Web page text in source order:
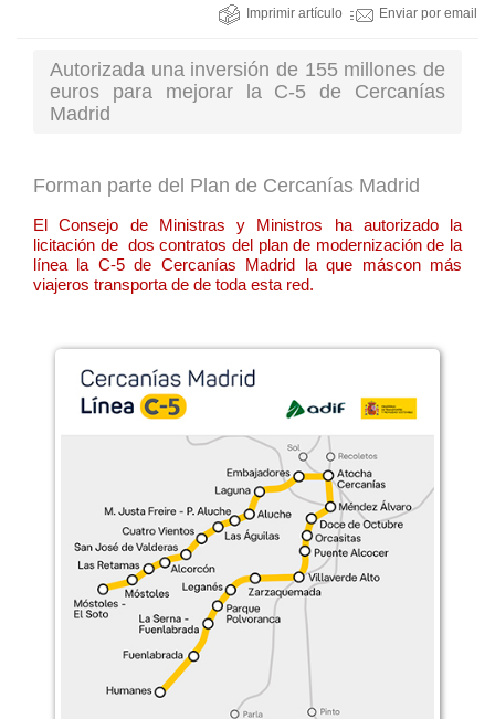
Imprimir artículo Enviar por email
Autorizada una inversión de 155 millones de
euros para mejorar la C-5 de Cercanías
Madrid
Forman parte del Plan de Cercanías Madrid
El Consejo de Ministras y Ministros ha autorizado la
licitación de dos contratos del plan de modernización de la
línea la C-5 de Cercanías Madrid la que máscon más
viajeros transporta de de toda esta red.